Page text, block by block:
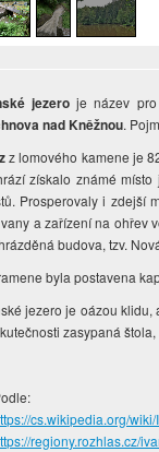
jezeroje název
nad Kněžnou.
z lomového kamene je
získalo známé
Prosperovaly i zdejší
a zařízení na ohřev
budova, tzv.
byla postavena
jezero je oázou
zasypaná
cs.wikipedia.org/
regiony.rozhlas.cz/